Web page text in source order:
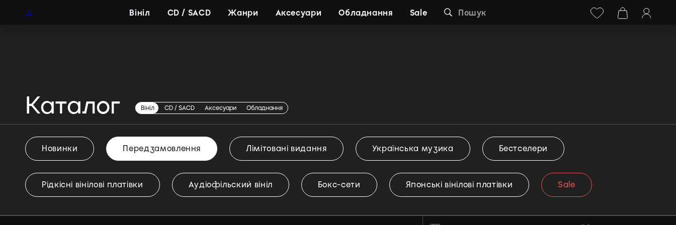
+38 (068) 778-40-38
Вініл CD / SACD Жанри Аксесуари Обладнання Sale Пошук
Каталог Вініл CD / SACD Аксесуари Обладнання
Передзамовлення
Новинки Передзамовлення Лімітовані видання Українська музика Бестселери
Рідкісні вінілові платівки Аудіофільский вініл Бокс-сети Японські вінілові платівки Sale